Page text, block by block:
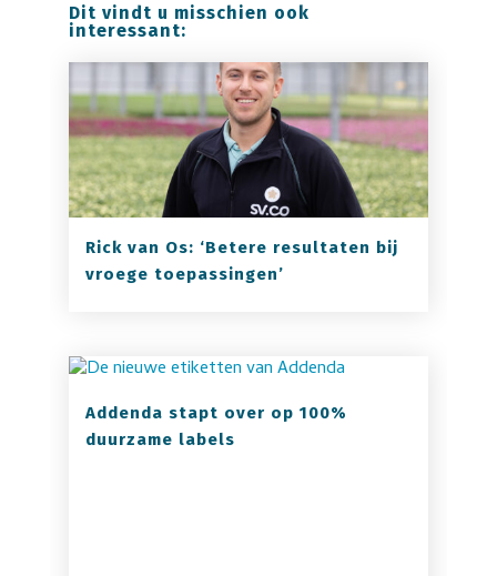
Dit vindt u misschien ook
interessant:
Rick van Os: ‘Betere resultaten bij
vroege toepassingen’
Addenda stapt over op 100%
duurzame labels